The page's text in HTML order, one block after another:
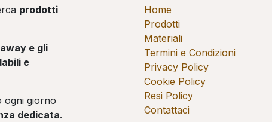
Home
Prodotti
Materiali
Termini e Condizioni
Privacy Policy
Cookie Policy
Resi Policy
Contattaci
prodotti
e gli
e
ogni giorno
dedicata.